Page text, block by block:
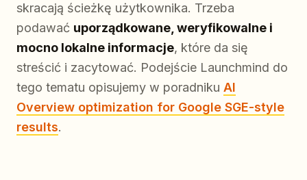
skracają ścieżkę użytkownika. Trzeba
podawać uporządkowane, weryfikowalne i
mocno lokalne informacje, które da się
streścić i zacytować. Podejście Launchmind do
tego tematu opisujemy w poradniku AI
Overview optimization for Google SGE-style
results.